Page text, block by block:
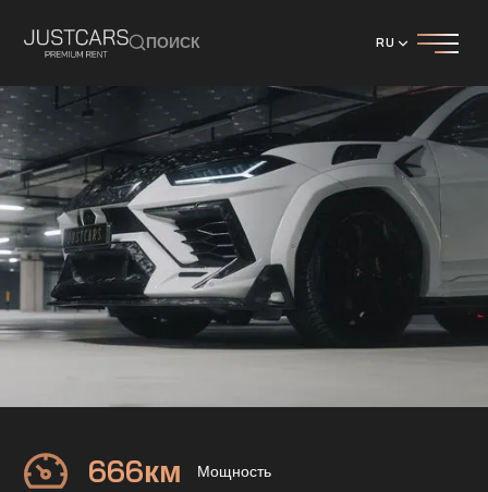
ПОИСК RU
LAMBORGHINI
666км Мощность